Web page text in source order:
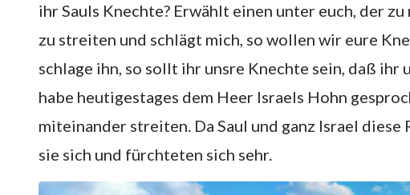
ihr Sauls Knechte? Erwählt einen unter euch, der
zu streiten und schlägt mich, so wollen wir eure
schlage ihn, so sollt ihr unsre Knechte sein, daß ihr
habe heutigestages dem Heer Israels Hohn
miteinander streiten. Da Saul und ganz Israel
sie sich und fürchteten sich sehr.